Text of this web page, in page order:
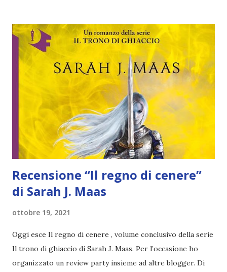
brutale strage scuote profondamente Crescent City, la città
in cui vive, e Bryce perde una persona a lei molto cara, il
suo mondo crolla in mille pezzi lasciandola disperata, ferita
e molto sola. Adesso non cerca più il divertimento, ma un
oblio in grado di farle dimenticare i terribili fatti che hanno
cambiato la sua vita per sempre. Due anni dopo l'imputato è
finalmente dietro le sbarre ma i crimini r...
Recensione “Il regno di cenere”
di Sarah J. Maas
ottobre 19, 2021
Oggi esce Il regno di cenere , volume conclusivo della serie
Il trono di ghiaccio di Sarah J. Maas. Per l’occasione ho
organizzato un review party insieme ad altre blogger. Di